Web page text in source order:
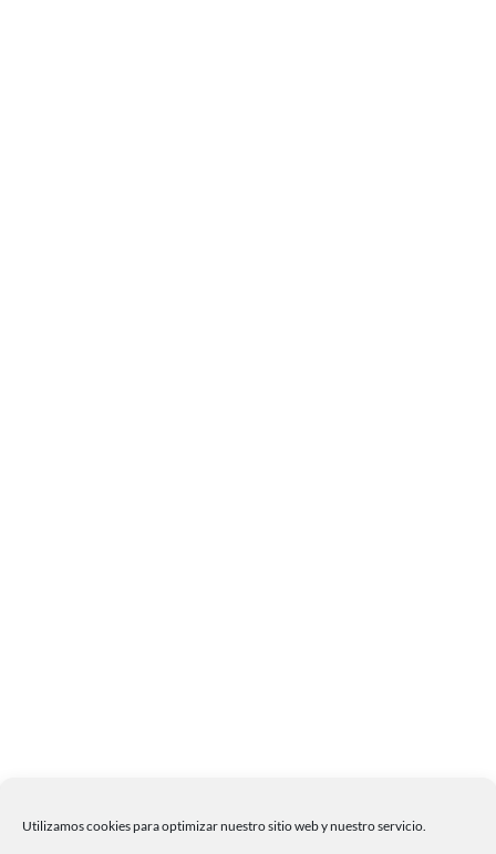
Utilizamos cookies para optimizar nuestro sitio web y nuestro servicio.